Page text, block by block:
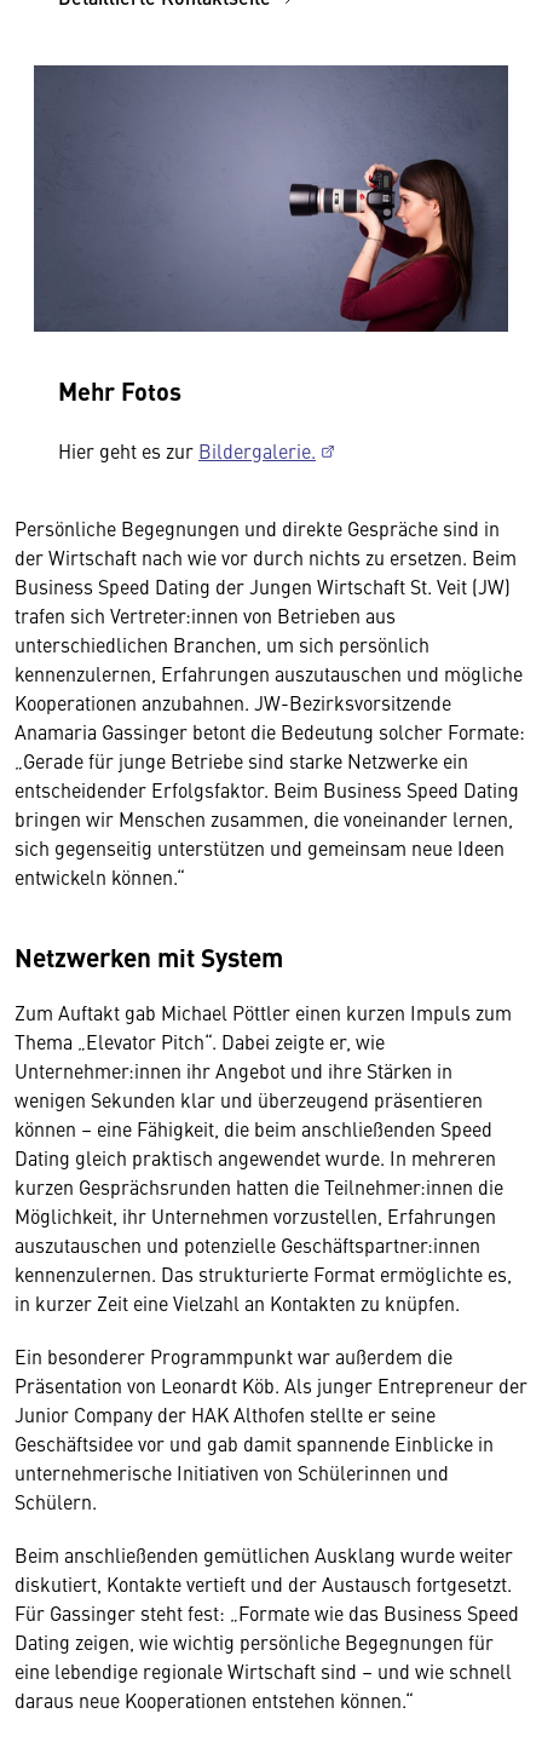
Mehr Fotos
Hier geht es zur Bildergalerie.
Persönliche Begegnungen und direkte Gespräche sind in
der Wirtschaft nach wie vor durch nichts zu ersetzen. Beim
Business Speed Dating der Jungen Wirtschaft St. Veit (JW)
trafen sich Vertreter:innen von Betrieben aus
unterschiedlichen Branchen, um sich persönlich
kennenzulernen, Erfahrungen auszutauschen und mögliche
Kooperationen anzubahnen. JW-Bezirksvorsitzende
Anamaria Gassinger betont die Bedeutung solcher Formate:
„Gerade für junge Betriebe sind starke Netzwerke ein
entscheidender Erfolgsfaktor. Beim Business Speed Dating
bringen wir Menschen zusammen, die voneinander lernen,
sich gegenseitig unterstützen und gemeinsam neue Ideen
entwickeln können.“
Netzwerken mit System
Zum Auftakt gab Michael Pöttler einen kurzen Impuls zum
Thema „Elevator Pitch“. Dabei zeigte er, wie
Unternehmer:innen ihr Angebot und ihre Stärken in
wenigen Sekunden klar und überzeugend präsentieren
können – eine Fähigkeit, die beim anschließenden Speed
Dating gleich praktisch angewendet wurde. In mehreren
kurzen Gesprächsrunden hatten die Teilnehmer:innen die
Möglichkeit, ihr Unternehmen vorzustellen, Erfahrungen
auszutauschen und potenzielle Geschäftspartner:innen
kennenzulernen. Das strukturierte Format ermöglichte es,
in kurzer Zeit eine Vielzahl an Kontakten zu knüpfen.
Ein besonderer Programmpunkt war außerdem die
Präsentation von Leonardt Köb. Als junger Entrepreneur der
Junior Company der HAK Althofen stellte er seine
Geschäftsidee vor und gab damit spannende Einblicke in
unternehmerische Initiativen von Schülerinnen und
Schülern.
Beim anschließenden gemütlichen Ausklang wurde weiter
diskutiert, Kontakte vertieft und der Austausch fortgesetzt.
Für Gassinger steht fest: „Formate wie das Business Speed
Dating zeigen, wie wichtig persönliche Begegnungen für
eine lebendige regionale Wirtschaft sind – und wie schnell
daraus neue Kooperationen entstehen können.“